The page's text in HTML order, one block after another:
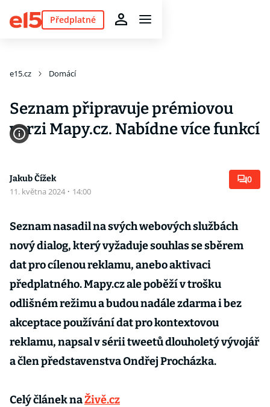
Předplatné
e15.cz Domácí
Seznam připravuje prémiovou
verzi Mapy.cz. Nabídne více funkcí
Jakub Čížek
11. května 2024 · 14:00
0
Seznam nasadil na svých webových službách
nový dialog, který vyžaduje souhlas se sběrem
dat pro cílenou reklamu, anebo aktivaci
předplatného. Mapy.cz ale poběží v trošku
odlišném režimu a budou nadále zdarma i bez
akceptace používání dat pro kontextovou
reklamu, napsal v sérii tweetů dlouholetý vývojář
a člen představenstva Ondřej Procházka.
Celý článek naŽivě.cz